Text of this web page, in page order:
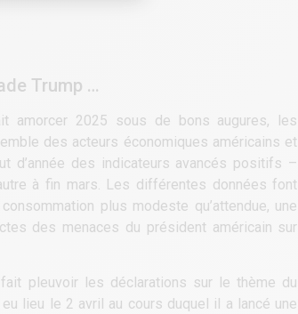
Trump …
amorcer 2025 sous de bons augures, les
des acteurs économiques américains et
d’année des indicateurs avancés positifs –
à fin mars. Les différentes données font
plus modeste qu’attendue, une
des menaces du président américain sur
pleuvoir les déclarations sur le thème du
lieu le 2 avril au cours duquel il a lancé une